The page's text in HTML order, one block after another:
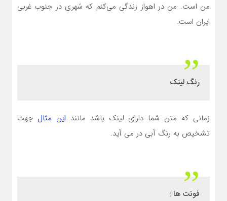
من است. من در اهواز زندگی می‌کنم که شهری در جنوب غربی
ایران است.
رنگ لینک
زمانی که متن شما دارای لینک باشد مانند این مثال جهت
تشخیص به رنگ آبی در می آید.
فونت ها :